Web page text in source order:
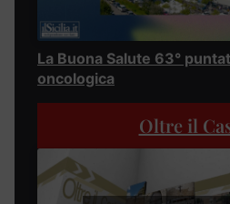
La Buona Salute 63°
oncologica
Oltre il